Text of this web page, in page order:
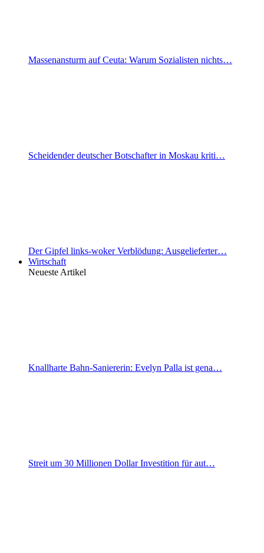
Massenansturm auf Ceuta: Warum Sozialisten nichts…
Scheidender deutscher Botschafter in Moskau kriti…
Der Gipfel links-woker Verblödung: Ausgelieferter…
Wirtschaft
Neueste Artikel
Knallharte Bahn-Saniererin: Evelyn Palla ist gena…
Streit um 30 Millionen Dollar Investition für aut…